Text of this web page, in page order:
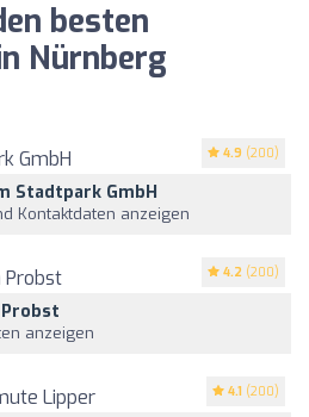
besten
Nürnberg
4.9 (200)
Stadtpark GmbH
Kontaktdaten anzeigen
4.2 (200)
anzeigen
4.1 (200)